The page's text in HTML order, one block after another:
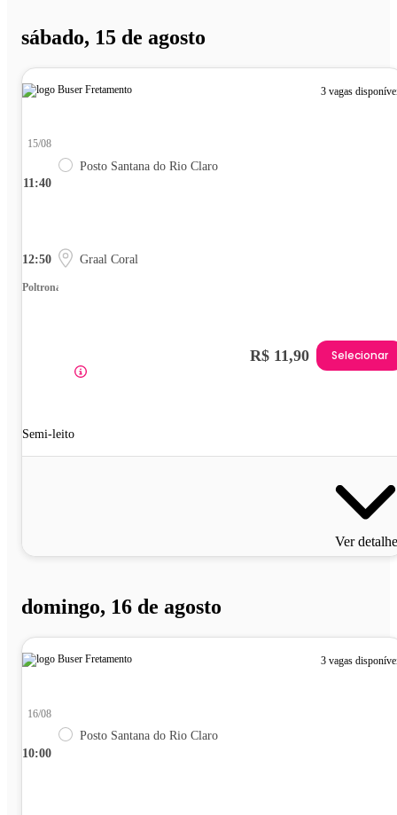
sábado, 15 de agosto
3 vagas
11:40
15/08
Posto Santana do Rio Claro
12:50 Graal Coral
Poltrona
Semi-leito
R$ 11,90 Selecionar
Ver
domingo, 16 de agosto
3 vagas
10:00
16/08
Posto Santana do Rio Claro